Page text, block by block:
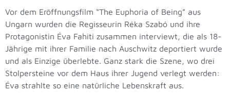
Vor dem Eröffnungsfilm “The Euphoria of Being” aus
Ungarn wurden die Regisseurin Réka Szabó und ihre
Protagonistin Éva Fahiti zusammen interviewt, die als 18-
Jährige mit ihrer Familie nach Auschwitz deportiert wurde
und als Einzige überlebte. Ganz stark die Szene, wo drei
Stolpersteine vor dem Haus ihrer Jugend verlegt werden:
Éva strahlte so eine natürliche Lebenskraft aus.